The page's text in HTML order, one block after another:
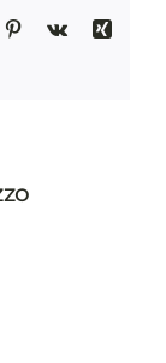
Pinterest
Vk Xing